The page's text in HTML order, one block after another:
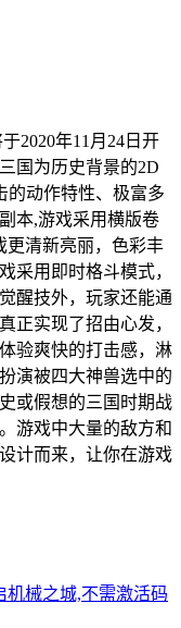
2020年11月24日开
国为历史背景的2D
的动作特性、极富多
本,游戏采用横版卷
更清新亮丽，色彩丰
采用即时格斗模式，
醒技外，玩家还能通
正实现了招由心发，
验爽快的打击感，淋
演被四大神兽选中的
或假想的三国时期战
游戏中大量的敌方和
计而来，让你在游戏